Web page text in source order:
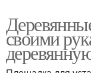
своими